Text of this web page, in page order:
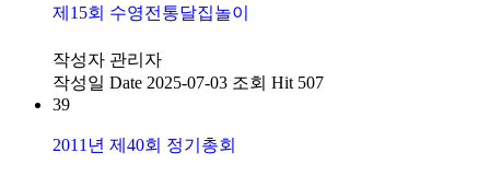
제15회 수영전통달집놀이
작성자 관리자
작성일 Date 2025-07-03 조회 Hit 507
39
2011년 제40회 정기총회